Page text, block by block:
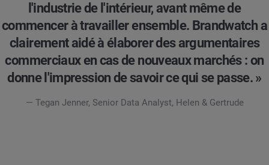
l'industrie de l'intérieur, avant même de
commencer à travailler ensemble. Brandwatch a
clairement aidé à élaborer des argumentaires
commerciaux en cas de nouveaux marchés : on
donne l'impression de savoir ce qui se passe. »
— Tegan Jenner, Senior Data Analyst, Helen & Gertrude